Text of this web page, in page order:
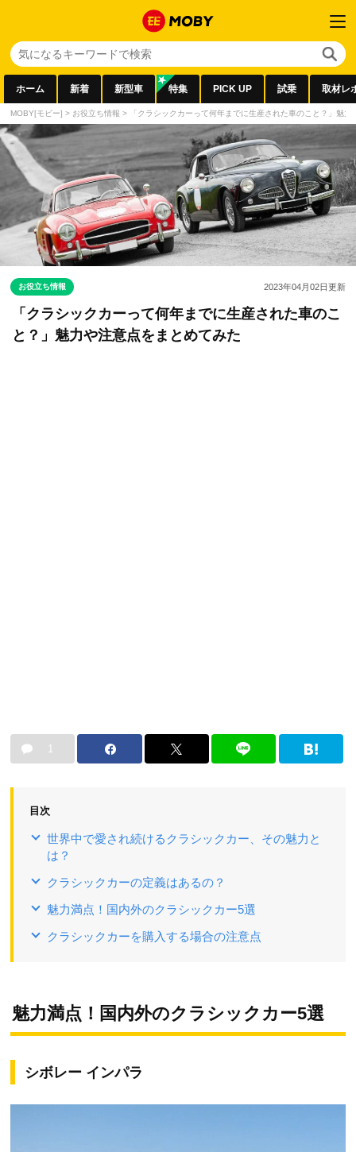
ホーム 新着 新型車 特集 PICK UP 試乗 取材レ
MOBY[モビー] > お役立ち情報 > 「クラシックカーって何年までに生産された車のこと？」魅
お役立ち情報 2023年04月02日更新
「クラシックカーって何年までに生産された車のこ
と？」魅力や注意点をまとめてみた
1
目次
世界中で愛され続けるクラシックカー、その魅力と
は？
クラシックカーの定義はあるの？
魅力満点！国内外のクラシックカー5選
クラシックカーを購入する場合の注意点
魅力満点！国内外のクラシックカー5選
シボレー インパラ